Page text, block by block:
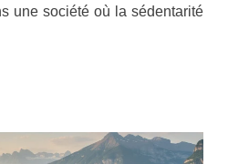
une société où la sédentarité